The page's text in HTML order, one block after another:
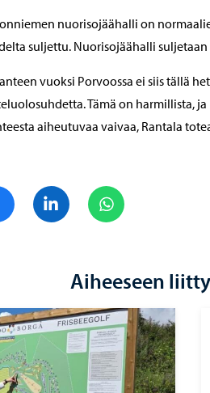
nuorisojäähalli on
suljettu. Nuorisojäähalli
vuoksi Porvoossa ei siis tällä
Tämä on harmillista,
aiheutuvaa vaivaa, Rantala
Jaa FacebookJaa LinkedIn
Aiheeseen